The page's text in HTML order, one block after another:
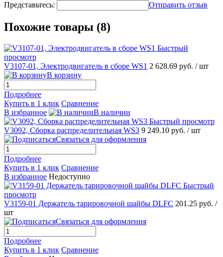
Представьтесь: Отправить отзыв
Похожие товары (8)
Быстрый
просмотр
V3107-01, Электродвигатель в сборе WS1 2 628.69 руб. / шт
В корзину
Подробнее
Купить в 1 клик Сравнение
В избранное
В наличии
Быстрый просмотр
V3092, Сборка распределительная WS3 9 249.10 руб. / шт
Связаться для оформления
Подробнее
Купить в 1 клик Сравнение
В избранное Недоступно
Быстрый
просмотр
V3159-01 Держатель тарировочной шайбы DLFC 201.25 руб. /
шт
Связаться для оформления
Подробнее
Купить в 1 клик Сравнение